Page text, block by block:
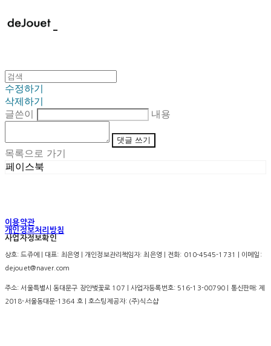
수정하기
삭제하기
글쓴이
내용
댓글 쓰기
목록으로 가기
페이스북
이용약관
개인정보처리방침
사업자정보확인
상호: 드쥬에 | 대표: 최은영 | 개인정보관리책임자: 최은영 | 전화: 010-4545-1731 | 이메일:
dejouet@naver.com
주소: 서울특별시 동대문구 장안벚꽃로 107 | 사업자등록번호: 516-13-00790 | 통신판매:제
2018-서울동대문-1364 호| 호스팅제공자: (주)식스샵